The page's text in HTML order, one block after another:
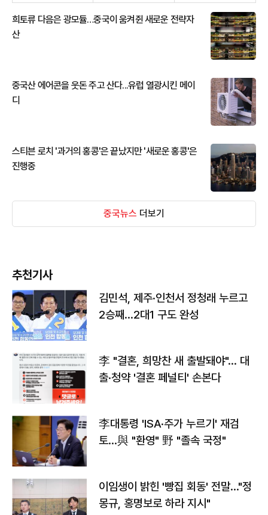
희토류 다음은 광모듈…중국이 움켜쥔 새로운 전략자
산
중국산 에어콘을 웃돈 주고 산다...유럽 열광시킨 메이
디
스티븐 로치 '과거의 홍콩'은 끝났지만 '새로운 홍콩'은
진행중
중국뉴스 더보기
추천기사
김민석, 제주·인천서 정청래 누르고
2승째…2대1 구도 완성
李 "결혼, 희망찬 새 출발돼야"… 대
출·청약 '결혼 페널티' 손본다
李대통령 'ISA·주가 누르기' 재검
토…與 "환영" 野 "졸속 국정"
이임생이 밝힌 '빵집 회동' 전말…"정
몽규, 홍명보로 하라 지시"